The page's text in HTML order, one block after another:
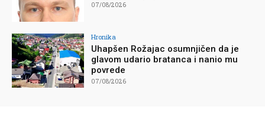
07/08/2026
Hronika
Uhapšen Rožajac osumnjičen da je
glavom udario bratanca i nanio mu
povrede
07/08/2026